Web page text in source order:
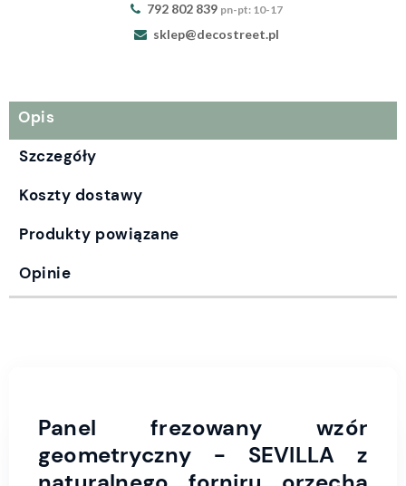
792 802 839 pn-pt: 10-17
sklep@decostreet.pl
Opis
Szczegóły
Koszty dostawy
Produkty powiązane
Opinie
Panel frezowany wzór
geometryczny - SEVILLA z